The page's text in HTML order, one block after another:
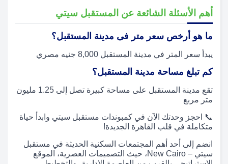
أهم الأسئلة الشائعة عن المستقبل سيتي
ما هو أرخص سعر متر فى مدينة المستقبل؟
يبدأ سعر المتر في مدينة المستقبل 8,000 جنيه مصري
كم تبلغ مساحة مدينة المستقبل؟
تقع مدينة المستقبل على مساحة كبيرة تصل إلى 1.25 مليون
متر مربع
📞 احجز وحدتك الآن في كمبوندات مستقبل سيتي وابدأ حياة
متكاملة في قلب القاهرة الجديدة!
انضم إلى أحد أهم المجتمعات السكنية الحديثة في مستقبل
سيتي – New Cairo، حيث التصميمات العصرية، الموقع